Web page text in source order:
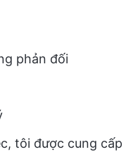
phản đối
tôi được cung cấp